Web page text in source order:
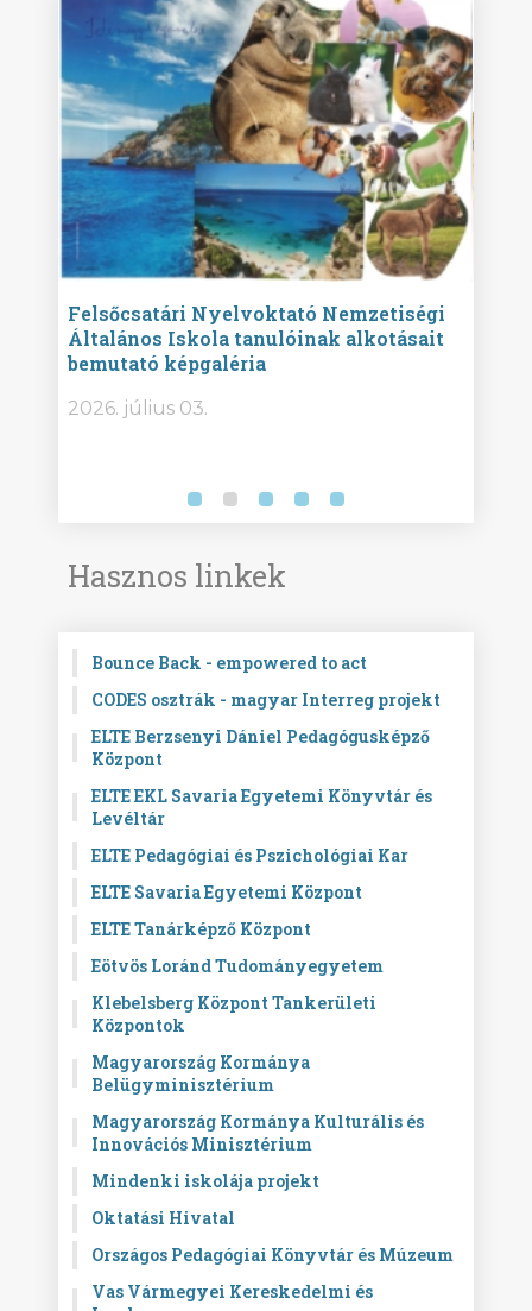
Felsőcsatári Nyelvoktató Nemzetiségi
Általános Iskola tanulóinak alkotásait
bemutató képgaléria
2026. július 03.
Hasznos linkek
Bounce Back - empowered to act
CODES osztrák - magyar Interreg projekt
ELTE Berzsenyi Dániel Pedagógusképző
Központ
ELTE EKL Savaria Egyetemi Könyvtár és
Levéltár
ELTE Pedagógiai és Pszichológiai Kar
ELTE Savaria Egyetemi Központ
ELTE Tanárképző Központ
Eötvös Loránd Tudományegyetem
Klebelsberg Központ Tankerületi
Központok
Magyarország Kormánya
Belügyminisztérium
Magyarország Kormánya Kulturális és
Innovációs Minisztérium
Mindenki iskolája projekt
Oktatási Hivatal
Országos Pedagógiai Könyvtár és Múzeum
Vas Vármegyei Kereskedelmi és